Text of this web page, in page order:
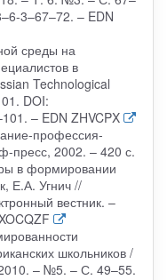
3–67–72. – EDN
среды на
в
Technological
DOI:
– EDN ZHVCPX
профессия-
пресс, 2002. – 420 с.
в формировании
Е.А. Угнич //
вестник. –
школьников /
– №5. – С. 49–55.